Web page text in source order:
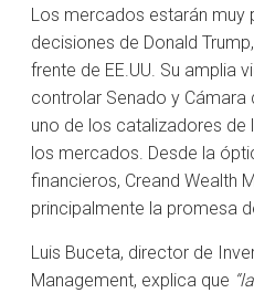
Los mercados estarán muy
decisiones de Donald
frente de EE.UU. Su amplia
controlar Senado y Cámara
uno de los catalizadores
los mercados. Desde la
financieros, Creand Wealth
principalmente la promesa
Luis Buceta, director de
Management, explica que